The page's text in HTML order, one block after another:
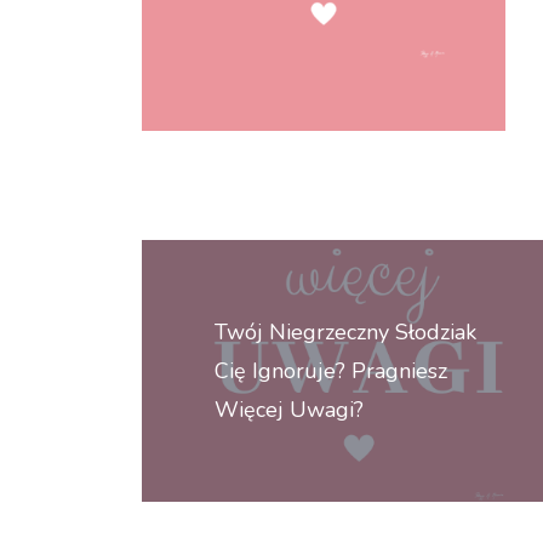
Nawigacja
Twój Niegrzeczny Słodziak
Cię Ignoruje? Pragniesz
Więcej Uwagi?